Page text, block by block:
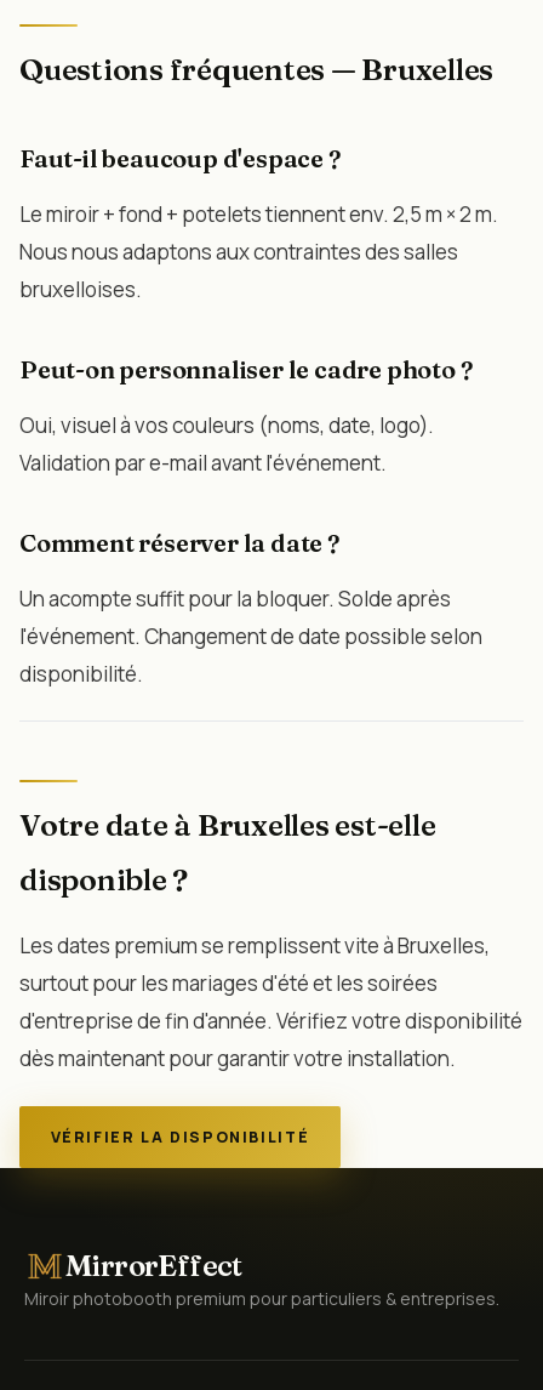
Questions fréquentes — Bruxelles
Faut-il beaucoup d'espace ?
Le miroir + fond + potelets tiennent env. 2,5 m × 2 m.
Nous nous adaptons aux contraintes des salles
bruxelloises.
Peut-on personnaliser le cadre photo ?
Oui, visuel à vos couleurs (noms, date, logo).
Validation par e-mail avant l'événement.
Comment réserver la date ?
Un acompte suffit pour la bloquer. Solde après
l'événement. Changement de date possible selon
disponibilité.
Votre date à Bruxelles est-elle
disponible ?
Les dates premium se remplissent vite à Bruxelles,
surtout pour les mariages d'été et les soirées
d'entreprise de fin d'année. Vérifiez votre disponibilité
dès maintenant pour garantir votre installation.
VÉRIFIER LA DISPONIBILITÉ
MirrorEffect
Miroir photobooth premium pour particuliers & entreprises.